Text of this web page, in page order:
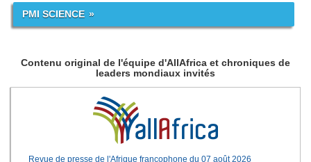
PMI SCIENCE
Contenu original de l'équipe d'AllAfrica et chroniques de
leaders mondiaux invités
Revue de presse de l'Afrique francophone du 07 août 2026